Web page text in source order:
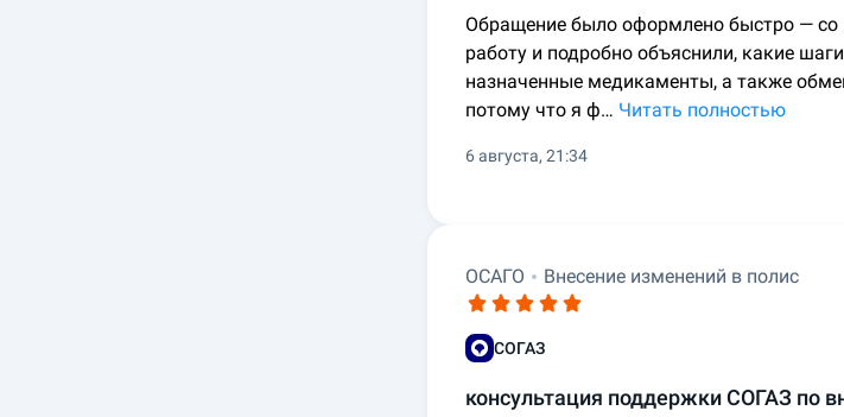
Обращение было оформлено быстро — со
работу и подробно объяснили, какие
назначенные медикаменты, а также
потому что я ф… Читать полностью
6 августа, 21:34
ОСАГО Внесение изменений в полис
СОГАЗ
консультация поддержки СОГАЗ по